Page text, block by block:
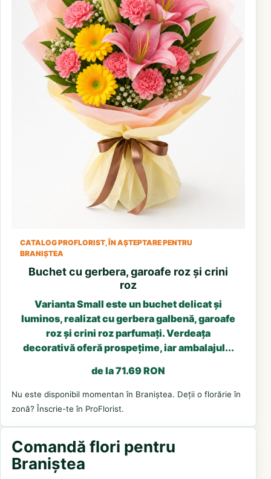
CATALOG PROFLORIST, ÎN AȘTEPTARE PENTRU
BRANIȘTEA
Buchet cu gerbera, garoafe roz și crini
roz
Varianta Small este un buchet delicat și
luminos, realizat cu gerbera galbenă, garoafe
roz și crini roz parfumați. Verdeața
decorativă oferă prospețime, iar ambalajul...
de la 71.69 RON
Nu este disponibil momentan în Braniștea. Deții o florărie în
zonă? Înscrie-te în ProFlorist.
Comandă flori pentru
Braniștea